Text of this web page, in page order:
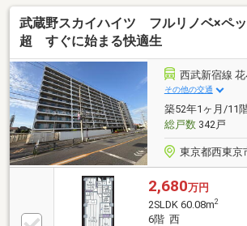
帖ののびやかなLDKが広がります■
小金井公園（約350m）まで徒歩2分
身近に感じられます■大京アステージ
ファミリーマート（約240m）や薬
日常生活に便利な施設が揃います
武蔵野スカイハイツ フルリノベ×ペ
超 すぐに始まる快適生
西武新宿線
その他の交通
築52年1ヶ月/11
総戸数342戸
東京都西東京
2,680万円
2SLDK 60.08m2
6階 西